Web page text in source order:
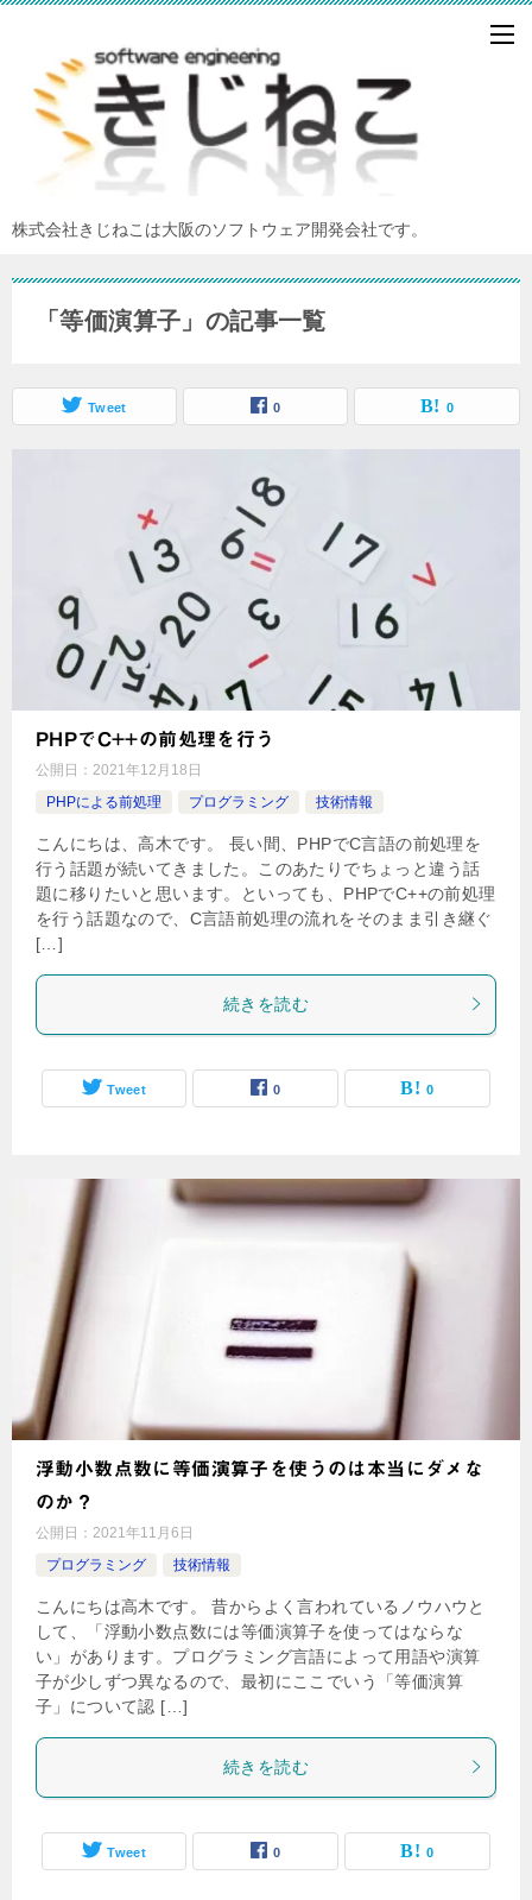
株式会社きじねこは大阪のソフトウェア開発会社です。
「等価演算子」の記事一覧
Tweet 0 0
PHPでC++の前処理を行う
公開日： 2021年12月18日
PHPによる前処理
プログラミング 技術情報
こんにちは、高木です。 長い間、PHPでC言語の前処理を
行う話題が続いてきました。このあたりでちょっと違う話
題に移りたいと思います。といっても、PHPでC++の前処理
を行う話題なので、C言語前処理の流れをそのまま引き継ぐ
[…]
続きを読む
Tweet 0 0
浮動小数点数に等価演算子を使うのは本当にダメな
のか？
公開日： 2021年11月6日
プログラミング
技術情報
こんにちは高木です。 昔からよく言われているノウハウと
して、「浮動小数点数には等価演算子を使ってはならな
い」があります。プログラミング言語によって用語や演算
子が少しずつ異なるので、最初にここでいう「等価演算
子」について認 […]
続きを読む
Tweet 0 0